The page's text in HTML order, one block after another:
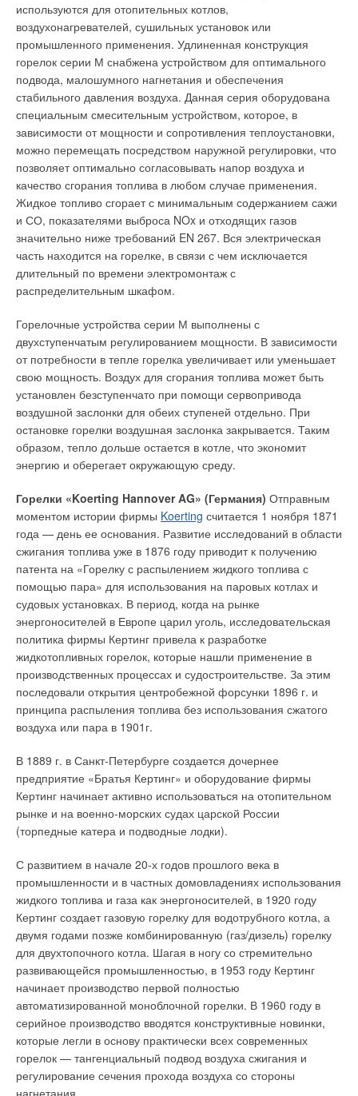
используются для отопительных котлов,
воздухонагревателей, сушильных установок или
промышленного применения. Удлиненная конструкция
горелок серии М снабжена устройством для оптимального
подвода, малошумного нагнетания и обеспечения
стабильного давления воздуха. Данная серия оборудована
специальным смесительным устройством, которое, в
зависимости от мощности и сопротивления теплоустановки,
можно перемещать посредством наружной регулировки, что
позволяет оптимально согласовывать напор воздуха и
качество сгорания топлива в любом случае применения.
Жидкое топливо сгорает с минимальным содержанием сажи
и СО, показателями выброса NOx и отходящих газов
значительно ниже требований EN 267. Вся электрическая
часть находится на горелке, в связи с чем исключается
длительный по времени электромонтаж с
распределительным шкафом.
Горелочные устройства серии М выполнены с
двухступенчатым регулированием мощности. В зависимости
от потребности в тепле горелка увеличивает или уменьшает
свою мощность. Воздух для сгорания топлива может быть
установлен безступенчато при помощи сервопривода
воздушной заслонки для обеих ступеней отдельно. При
остановке горелки воздушная заслонка закрывается. Таким
образом, тепло дольше остается в котле, что экономит
энергию и оберегает окружающую среду.
Горелки «Koerting Hannover AG» (Германия) Отправным
моментом истории фирмы Koerting считается 1 ноября 1871
года — день ее основания. Развитие исследований в области
сжигания топлива уже в 1876 году приводит к получению
патента на «Горелку с распылением жидкого топлива с
помощью пара» для использования на паровых котлах и
судовых установках. В период, когда на рынке
энергоносителей в Европе царил уголь, исследовательская
политика фирмы Кертинг привела к разработке
жидкотопливных горелок, которые нашли применение в
производственных процессах и судостроительстве. За этим
последовали открытия центробежной форсунки 1896 г. и
принципа распыления топлива без использования сжатого
воздуха или пара в 1901г.
В 1889 г. в Санкт-Петербурге создается дочернее
предприятие «Братья Кертинг» и оборудование фирмы
Кертинг начинает активно использоваться на отопительном
рынке и на военно-морских судах царской России
(торпедные катера и подводные лодки).
С развитием в начале 20-х годов прошлого века в
промышленности и в частных домовладениях использования
жидкого топлива и газа как энергоносителей, в 1920 году
Кертинг создает газовую горелку для водотрубного котла, а
двумя годами позже комбинированную (газ/дизель) горелку
для двухтопочного котла. Шагая в ногу со стремительно
развивающейся промышленностью, в 1953 году Кертинг
начинает производство первой полностью
автоматизированной моноблочной горелки. В 1960 году в
серийное производство вводятся конструктивные новинки,
которые легли в основу практически всех современных
горелок — тангенциальный подвод воздуха сжигания и
регулирование сечения прохода воздуха со стороны
нагнетания.